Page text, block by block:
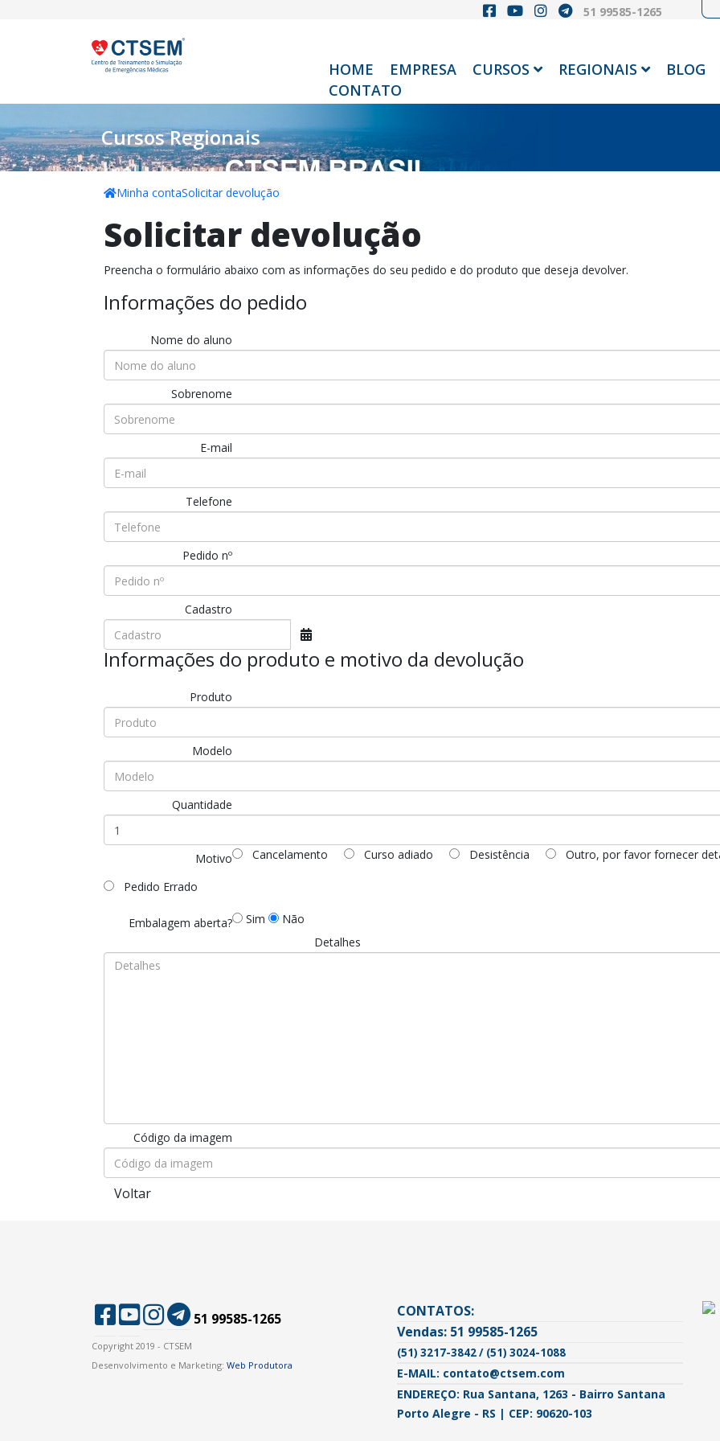
51 99585-1265
HOME EMPRESA CURSOS REGIONAIS BLOG
CONTATO
Cursos Regionais
Minha contaSolicitar devolução
Solicitar devolução
Preencha o formulário abaixo com as informações do seu pedido e do produto que deseja devolver.
Informações do pedido
Nome do aluno
Sobrenome
E-mail
Telefone
Pedido nº
Cadastro
Informações do produto e motivo da devolução
Produto
Modelo
Quantidade
Motivo Cancelamento Curso adiado Desistência Outro, por favor fornecer
Pedido Errado
Embalagem aberta? Sim
Não
Detalhes
Código da imagem
Voltar
51 99585-1265
Copyright 2019 - CTSEM
Desenvolvimento e Marketing: Web Produtora
CONTATOS:
Vendas: 51 99585-1265
(51) 3217-3842 / (51) 3024-1088
E-MAIL: contato@ctsem.com
ENDEREÇO: Rua Santana, 1263 - Bairro Santana
Porto Alegre - RS | CEP: 90620-103